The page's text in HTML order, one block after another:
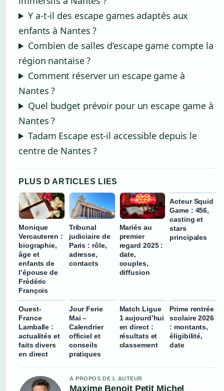
Y a-t-il des escape games adaptés aux
enfants à Nantes ?
Combien de salles d’escape game compte la
région nantaise ?
Comment réserver un escape game à
Nantes ?
Quel budget prévoir pour un escape game à
Nantes ?
Tadam Escape est-il accessible depuis le
centre de Nantes ?
PLUS D ARTICLES LIES
Monique
Vercauteren :
biographie,
âge et
enfants de
l’épouse de
Frédéric
François
Tribunal
judiciaire de
Paris : rôle,
adresse,
contacts
Mariés au
premier
regard 2025 :
date,
couples,
diffusion
Acteur Squid
Game : 456,
casting et
stars
principales
Ouest-
France
Lamballe :
actualités et
faits divers
en direct
Jour Ferie
Mai –
Calendrier
officiel et
conseils
pratiques
Match Ligue
1 aujourd’hui
en direct :
résultats et
classement
Prime rentrée
scolaire 2026
: montants,
éligibilité,
date
A PROPOS DE L AUTEUR
Maxime Benoit Petit Michel